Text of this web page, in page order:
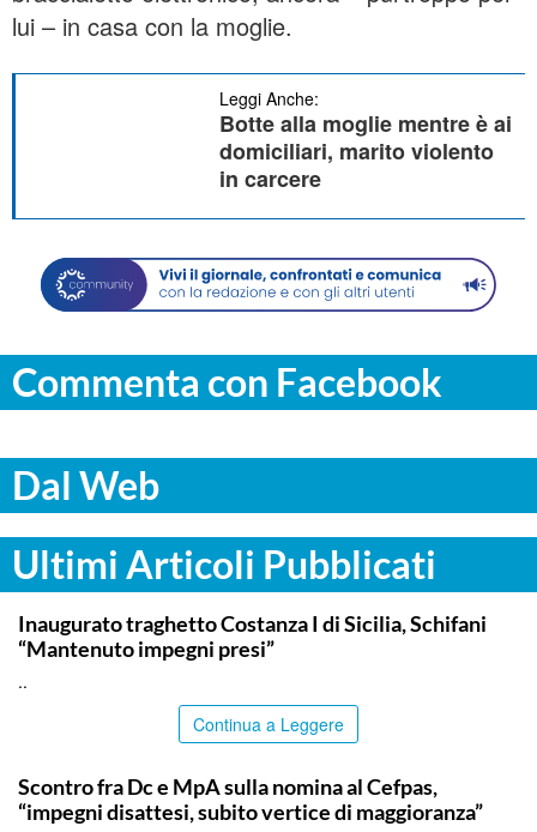
lui – in casa con la moglie.
Leggi Anche:
Botte alla moglie mentre è ai
domiciliari, marito violento
in carcere
Commenta con Facebook
Dal Web
Ultimi Articoli Pubblicati
ITALPRESS
Inaugurato traghetto Costanza I di Sicilia, Schifani
“Mantenuto impegni presi”
..
Continua a Leggere
Scontro fra Dc e MpA sulla nomina al Cefpas,
“impegni disattesi, subito vertice di maggioranza”